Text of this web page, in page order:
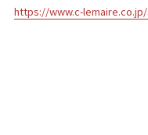
https://www.c-